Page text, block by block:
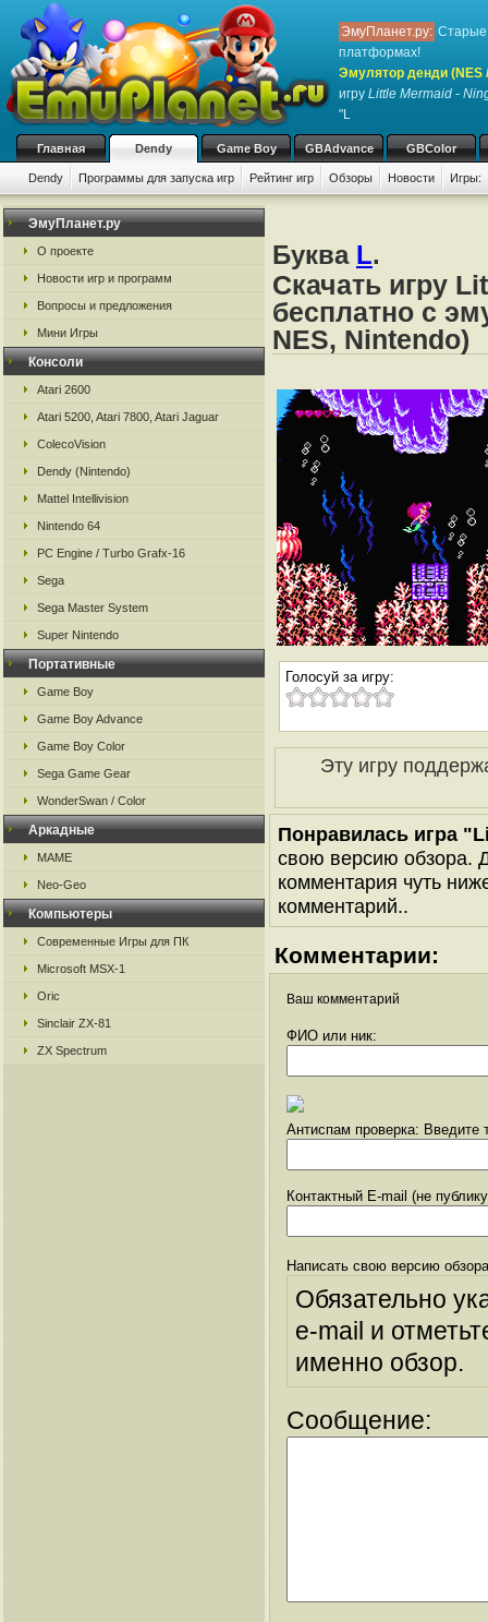
ЭмуПланет.ру: Старые
платформах!
Эмулятор денди (NES
игру Little Mermaid -
"L
Главная Dendy Game Boy GBAdvance GBColor
Dendy Программы для запуска игр Рейтинг игр Обзоры Новости Игры:
ЭмуПланет.ру
О проекте
Новости игр и программ
Вопросы и предложения
Мини Игры
Консоли
Atari 2600
Atari 5200, Atari 7800, Atari Jaguar
ColecoVision
Dendy (Nintendo)
Mattel Intellivision
Nintendo 64
PC Engine / Turbo Grafx-16
Sega
Sega Master System
Super Nintendo
Портативные
Game Boy
Game Boy Advance
Game Boy Color
Sega Game Gear
WonderSwan / Color
Аркадные
MAME
Neo-Geo
Компьютеры
Современные Игры для ПК
Microsoft MSX-1
Oric
Sinclair ZX-81
ZX Spectrum
Буква L.
Скачать игру
бесплатно с
NES, Nintendo)
Голосуй за игру:
Эту игру
Понравилась игра
свою версию обзора.
комментария чуть
комментарий..
Комментарии:
Ваш комментарий
ФИО или ник:
Антиспам проверка: Введите
Контактный E-mail (не
Написать свою версию
Обязательно
e-mail и
именно обзор.
Сообщение: